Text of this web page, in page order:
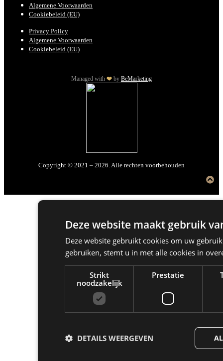
Algemene Voorwaarden
Cookiebeleid (EU)
Privacy Policy
Algemene Voorwaarden
Cookiebeleid (EU)
Managed with by BeMarketing
Copyright © 2021 – 2026. Alle rechten voorbehouden
Deze website maakt gebruik
Deze website gebruikt cookies om uw
gebruiken, stemt u in met alle cookies in
Strikt
noodzakelijk
Prestatie
DETAILS WEERGEVEN